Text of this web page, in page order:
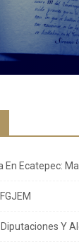
En Ecatepec:
Y